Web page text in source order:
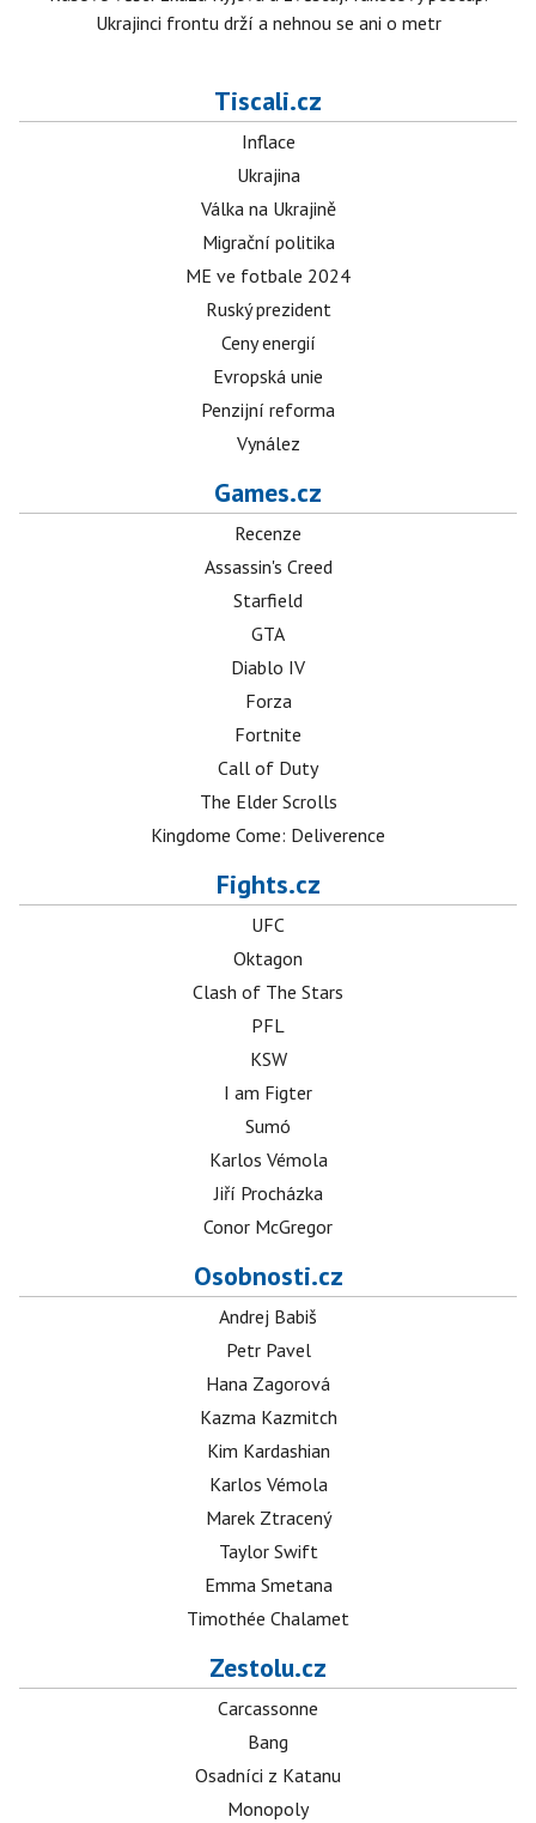
Ukrajinci frontu drží a nehnou se ani o metr
Tiscali.cz
Inflace
Ukrajina
Válka na Ukrajině
Migrační politika
ME ve fotbale 2024
Ruský prezident
Ceny energií
Evropská unie
Penzijní reforma
Vynález
Games.cz
Recenze
Assassin's Creed
Starfield
GTA
Diablo IV
Forza
Fortnite
Call of Duty
The Elder Scrolls
Kingdome Come: Deliverence
Fights.cz
UFC
Oktagon
Clash of The Stars
PFL
KSW
I am Figter
Sumó
Karlos Vémola
Jiří Procházka
Conor McGregor
Osobnosti.cz
Andrej Babiš
Petr Pavel
Hana Zagorová
Kazma Kazmitch
Kim Kardashian
Karlos Vémola
Marek Ztracený
Taylor Swift
Emma Smetana
Timothée Chalamet
Zestolu.cz
Carcassonne
Bang
Osadníci z Katanu
Monopoly